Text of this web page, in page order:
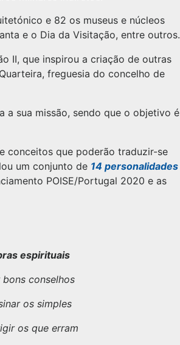
e 82 os museus e núcleos
e o Dia da Visitação, entre outros.
II, que inspirou a criação de outras
freguesia do concelho de
a sua missão, sendo que o objetivo é
conceitos que poderão traduzir-se
um conjunto de 14 personalidades
POISE/Portugal 2020 e as
espirituais
bons conselhos
os simples
os que erram